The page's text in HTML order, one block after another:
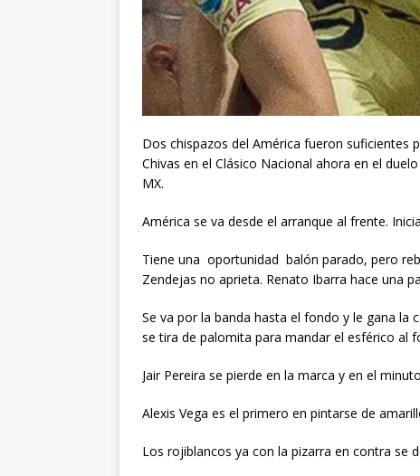
Dos chispazos del América fueron suficientes
Chivas en el Clásico Nacional ahora en el
MX.
América se va desde el arranque al frente.
Tiene una oportunidad balón parado, pero
Zendejas no aprieta. Renato Ibarra hace una
Se va por la banda hasta el fondo y le gana la
se tira de palomita para mandar el esférico al
Jair Pereira se pierde en la marca y en el
Alexis Vega es el primero en pintarse de
Los rojiblancos ya con la pizarra en contra se